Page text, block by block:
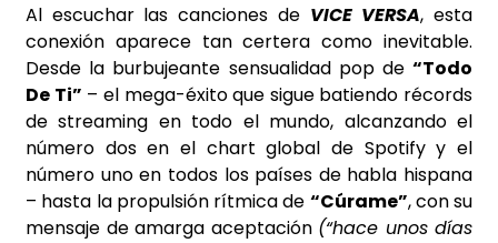
Al escuchar las canciones de VICE VERSA, esta
conexión aparece tan certera como inevitable.
Desde la burbujeante sensualidad pop de “Todo
De Ti” – el mega-éxito que sigue batiendo récords
de streaming en todo el mundo, alcanzando el
número dos en el chart global de Spotify y el
número uno en todos los países de habla hispana
– hasta la propulsión rítmica de “Cúrame”, con su
mensaje de amarga aceptación (“hace unos días